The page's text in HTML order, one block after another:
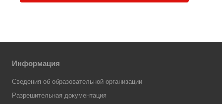
Информация
Сведения об образовательной организации
Разрешительная документация